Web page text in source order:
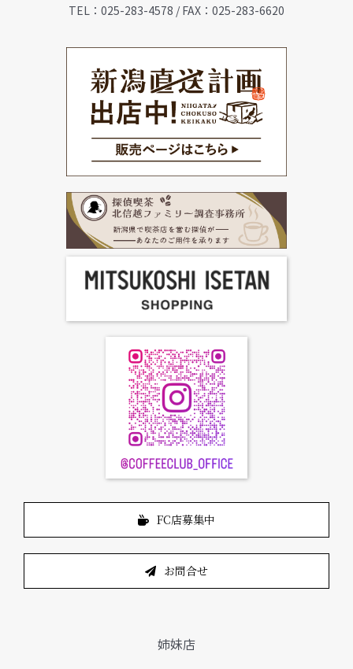
珈琲豆・特選ギフト
FC加盟店募集
TEL：025-283-4578 / FAX：025-283-6620
FC店募集中
お問合せ
姉妹店